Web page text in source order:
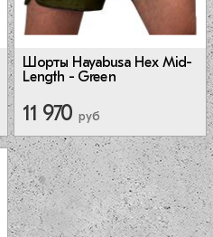
Шорты Hayabusa Hex Mid-
Length - Green
11 970 руб